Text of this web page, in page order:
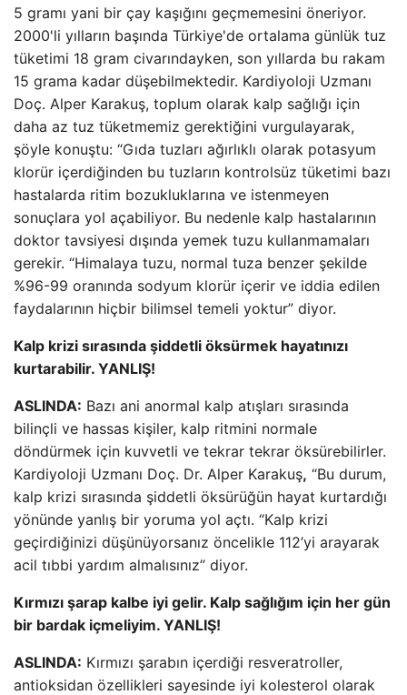
5 gramı yani bir çay kaşığını geçmemesini öneriyor.
2000'li yılların başında Türkiye'de ortalama günlük tuz
tüketimi 18 gram civarındayken, son yıllarda bu rakam
15 grama kadar düşebilmektedir. Kardiyoloji Uzmanı
Doç. Alper Karakuş, toplum olarak kalp sağlığı için
daha az tuz tüketmemiz gerektiğini vurgulayarak,
şöyle konuştu: “Gıda tuzları ağırlıklı olarak potasyum
klorür içerdiğinden bu tuzların kontrolsüz tüketimi bazı
hastalarda ritim bozukluklarına ve istenmeyen
sonuçlara yol açabiliyor. Bu nedenle kalp hastalarının
doktor tavsiyesi dışında yemek tuzu kullanmamaları
gerekir. “Himalaya tuzu, normal tuza benzer şekilde
%96-99 oranında sodyum klorür içerir ve iddia edilen
faydalarının hiçbir bilimsel temeli yoktur” diyor.
Kalp krizi sırasında şiddetli öksürmek hayatınızı
kurtarabilir. YANLIŞ!
ASLINDA: Bazı ani anormal kalp atışları sırasında
bilinçli ve hassas kişiler, kalp ritmini normale
döndürmek için kuvvetli ve tekrar tekrar öksürebilirler.
Kardiyoloji Uzmanı Doç. Dr. Alper Karakuş, “Bu durum,
kalp krizi sırasında şiddetli öksürüğün hayat kurtardığı
yönünde yanlış bir yoruma yol açtı. “Kalp krizi
geçirdiğinizi düşünüyorsanız öncelikle 112’yi arayarak
acil tıbbi yardım almalısınız” diyor.
Kırmızı şarap kalbe iyi gelir. Kalp sağlığım için her gün
bir bardak içmeliyim. YANLIŞ!
ASLINDA: Kırmızı şarabın içerdiği resveratroller,
antioksidan özellikleri sayesinde iyi kolesterol olarak